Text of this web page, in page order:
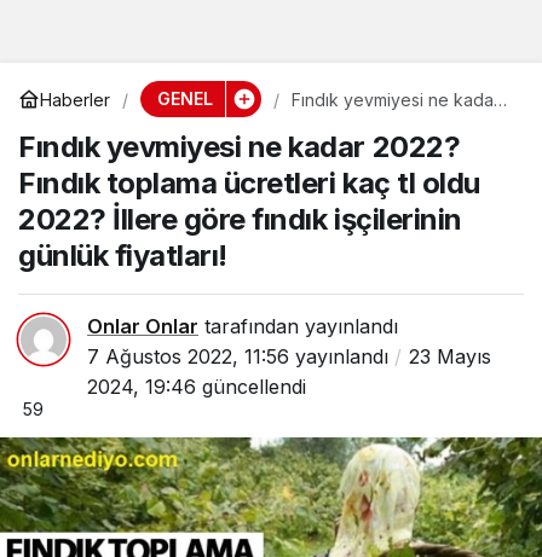
Haberler GENEL
Fındık yevmiyesi ne kadar
ücretleri kaç tl oldu 2022?
İllere göre fındık işçilerinin
günlük fiyatları!
Fındık yevmiyesi ne kadar 2022?
Fındık toplama ücretleri kaç tl oldu
2022? İllere göre fındık işçilerinin
günlük fiyatları!
Onlar Onlar tarafından yayınlandı
7 Ağustos 2022, 11:56 yayınlandı
23 Mayıs
2024, 19:46 güncellendi
59